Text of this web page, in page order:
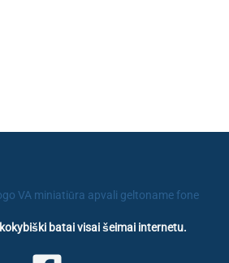
batai visai šeimai internetu.